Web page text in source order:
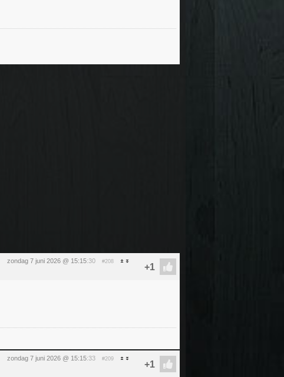
zondag 7 juni 2026 @ 15:15:30 #208
zondag 7 juni 2026 @ 15:15:33 #209